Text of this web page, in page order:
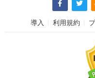
導入 利用規約